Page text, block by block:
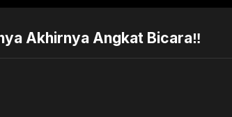
Akhirnya Angkat Bicara‼️